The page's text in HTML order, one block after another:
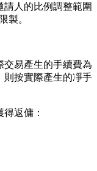
人的比例調整範圍
製。
交易產生的手續費為
則按實際產生的凈手
返傭：